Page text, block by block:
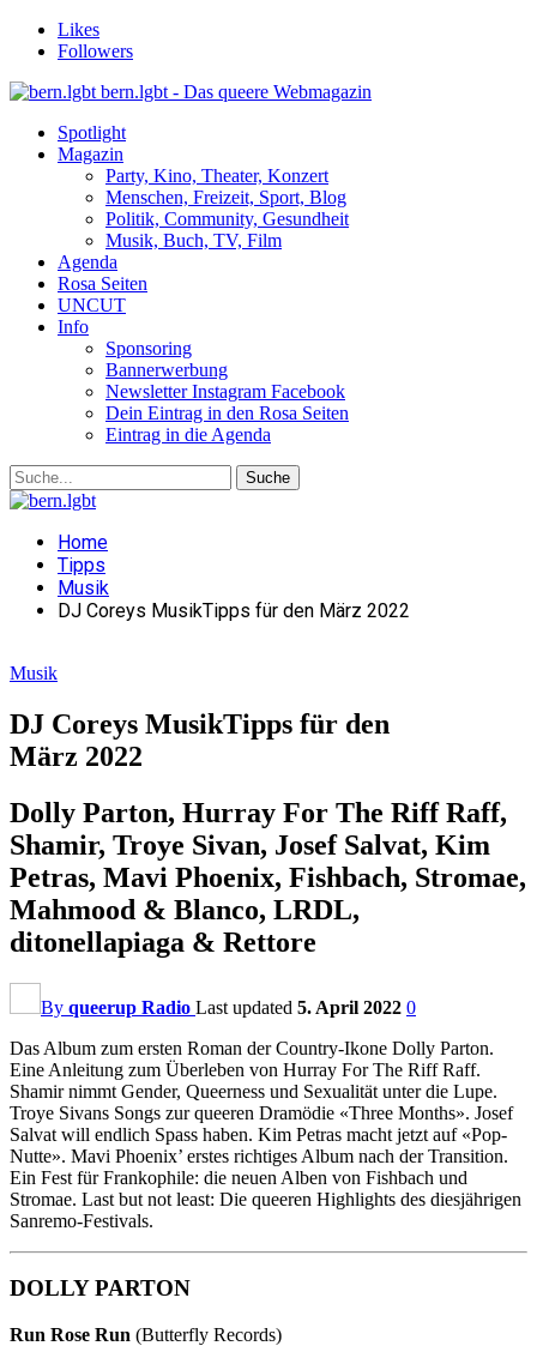
Likes
Followers
bern.lgbt - Das queere Webmagazin
Spotlight
Magazin
Party, Kino, Theater, Konzert
Menschen, Freizeit, Sport, Blog
Politik, Community, Gesundheit
Musik, Buch, TV, Film
Agenda
Rosa Seiten
UNCUT
Info
Sponsoring
Bannerwerbung
Newsletter Instagram Facebook
Dein Eintrag in den Rosa Seiten
Eintrag in die Agenda
Home
Tipps
Musik
DJ Coreys MusikTipps für den März 2022
Musik
DJ Coreys MusikTipps für den
März 2022
Dolly Parton, Hurray For The Riff Raff,
Shamir, Troye Sivan, Josef Salvat, Kim
Petras, Mavi Phoenix, Fishbach, Stromae,
Mahmood & Blanco, LRDL,
ditonellapiaga & Rettore
By queerup Radio Last updated 5. April 2022 0
Das Album zum ersten Roman der Country-Ikone Dolly Parton.
Eine Anleitung zum Überleben von Hurray For The Riff Raff.
Shamir nimmt Gender, Queerness und Sexualität unter die Lupe.
Troye Sivans Songs zur queeren Dramödie «Three Months». Josef
Salvat will endlich Spass haben. Kim Petras macht jetzt auf «Pop-
Nutte». Mavi Phoenix’ erstes richtiges Album nach der Transition.
Ein Fest für Frankophile: die neuen Alben von Fishbach und
Stromae. Last but not least: Die queeren Highlights des diesjährigen
Sanremo-Festivals.
DOLLY PARTON
Run Rose Run (Butterfly Records)